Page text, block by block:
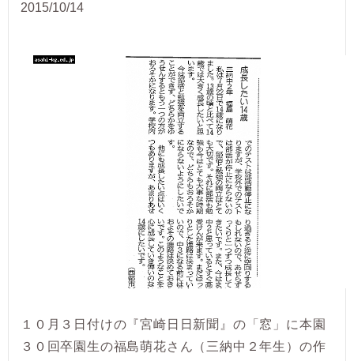
2015/10/14
１０月３日付けの『宮崎日日新聞』の「窓」に本園
３０回卒園生の福島萌花さん（三納中２年生）の作